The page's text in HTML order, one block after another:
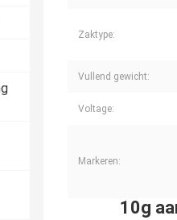
Zaktype:
Vullend gewicht:
Voltage:
Markeren:
10g